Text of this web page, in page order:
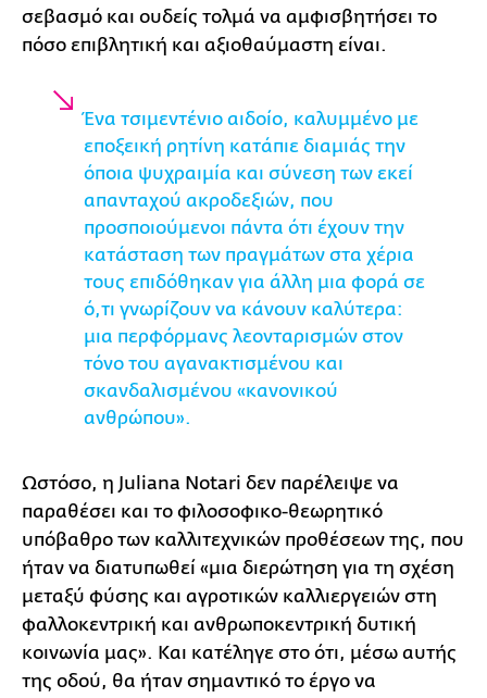
σεβασμό και ουδείς τολμά να αμφισβητήσει το
πόσο επιβλητική και αξιοθαύμαστη είναι.
Ένα τσιμεντένιο αιδοίο, καλυμμένο με
εποξεική ρητίνη κατάπιε διαμιάς την
όποια ψυχραιμία και σύνεση των εκεί
απανταχού ακροδεξιών, που
προσποιούμενοι πάντα ότι έχουν την
κατάσταση των πραγμάτων στα χέρια
τους επιδόθηκαν για άλλη μια φορά σε
ό,τι γνωρίζουν να κάνουν καλύτερα:
μια περφόρμανς λεονταρισμών στον
τόνο του αγανακτισμένου και
σκανδαλισμένου «κανονικού
ανθρώπου».
Ωστόσο, η Juliana Notari δεν παρέλειψε να
παραθέσει και το φιλοσοφικο-θεωρητικό
υπόβαθρο των καλλιτεχνικών προθέσεων της, που
ήταν να διατυπωθεί «μια διερώτηση για τη σχέση
μεταξύ φύσης και αγροτικών καλλιεργειών στη
φαλλοκεντρική και ανθρωποκεντρική δυτική
κοινωνία μας». Και κατέληγε στο ότι, μέσω αυτής
της οδού, θα ήταν σημαντικό το έργο να